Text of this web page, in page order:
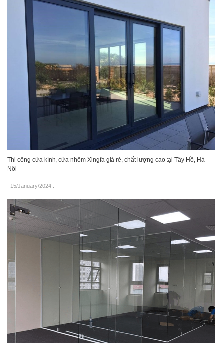
Thi công cửa kính, cửa nhôm Xingfa giá rẻ, chất lượng cao tại Tây Hồ, Hà
Nội
15/January/2024